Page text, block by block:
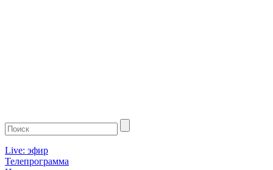
Live: эфир
Телепрограмма